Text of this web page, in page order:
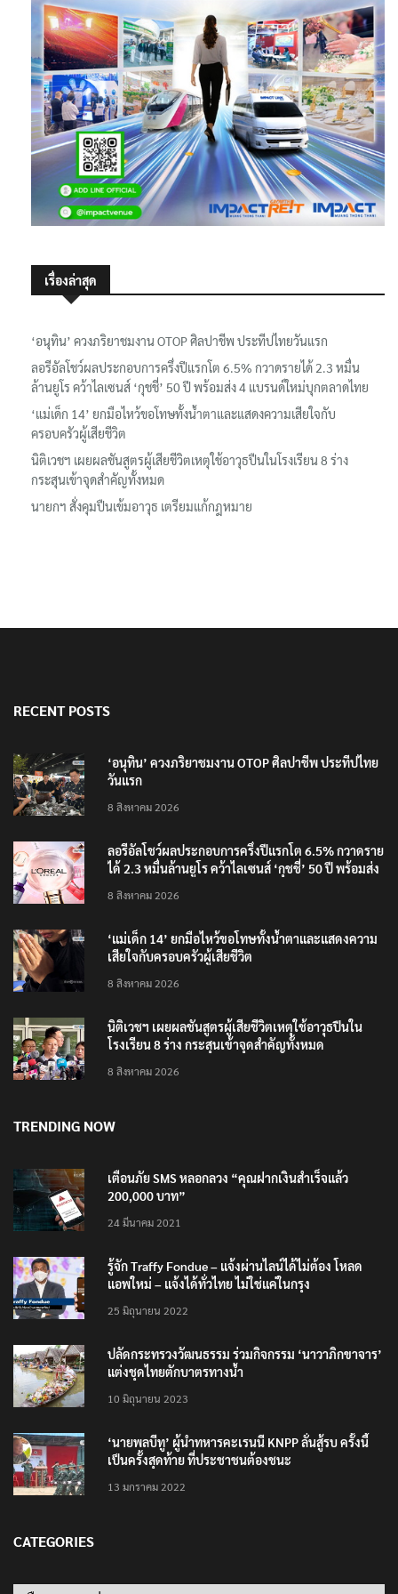
‘อนุทิน’ ควงภริยาชมงาน OTOP ศิลปาชีพ ประทีปไทยวันแรก
ลอรีอัลโชว์ผลประกอบการครึ่งปีแรกโต 6.5% กวาดรายได้ 2.3 หมื่น
ล้านยูโร คว้าไลเซนส์ ‘กุชชี่’ 50 ปี พร้อมส่ง 4 แบรนด์ใหม่บุกตลาดไทย
‘แม่เด็ก 14’ ยกมือไหว้ขอโทษทั้งน้ำตาและแสดงความเสียใจกับ
ครอบครัวผู้เสียชีวิต
นิติเวชฯ เผยผลชันสูตรผู้เสียชีวิตเหตุใช้อาวุธปืนในโรงเรียน 8 ร่าง
กระสุนเข้าจุดสำคัญทั้งหมด
‘อนุทิน’ ควงภริยาชมงาน OTOP ศิลปาชีพ ประทีปไทย
8 สิงหาคม 2026
ลอรีอัลโชว์ผลประกอบการครึ่งปีแรกโต 6.5% กวาดราย
8 สิงหาคม 2026
‘แม่เด็ก 14’ ยกมือไหว้ขอโทษทั้งน้ำตาและแสดงความ
8 สิงหาคม 2026
นิติเวชฯ เผยผลชันสูตรผู้เสียชีวิตเหตุใช้อาวุธปืนใน
เตือนภัย SMS หลอกลวง “คุณฝากเงินสำเร็จแล้ว
24 มีนาคม 2021
รู้จัก Traffy Fondue – แจ้งผ่านไลน์ได้ไม่ต้อง โหลด
แอพใหม่ – แจ้งได้ทั่วไทย ไม่ใช่แค่ในกรุง
25 มิถุนายน 2022
ปลัดกระทรวงวัฒนธรรม ร่วมกิจกรรม ‘นาวาภิกขาจาร’
แต่งชุดไทยตักบาตรทางน้ำ
10 มิถุนายน 2023